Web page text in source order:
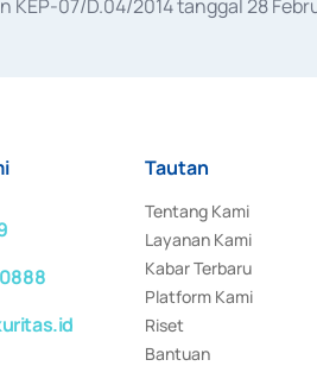
KEP-07/D.04/2014 tanggal 28
Tautan
Tentang Kami
Layanan Kami
Kabar Terbaru
Platform Kami
Riset
Bantuan